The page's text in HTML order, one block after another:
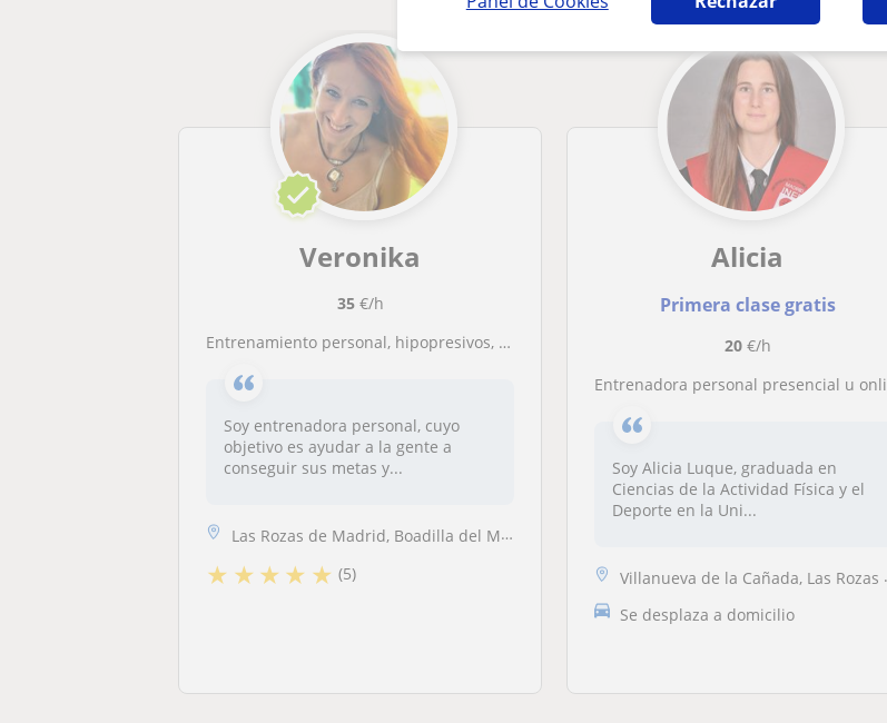
Veronika
35€/h
Entrenamiento personal, hipopresivos, pilates, perdida de peso y mejora de estética corporal
Soy entrenadora personal, cuyo
objetivo es ayudar a la gente a
conseguir sus metas y...
Las Rozas de Madrid, Boadilla del Monte, Majadahonda, Pozuelo de Alarc...
★ ★★★ ★ (5)
Alicia
Primera clase gratis
20€/h
Entrenadora personal presencial u online con varios años de experiencia
Soy Alicia Luque, graduada en
Ciencias de la Actividad Física y el
Deporte en la Uni...
Villanueva de la Cañada, Las Rozas de Madrid, Majadahonda, Villanueva ...
Se desplaza a domicilio